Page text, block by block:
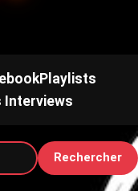
Playlists
Interviews
Rechercher